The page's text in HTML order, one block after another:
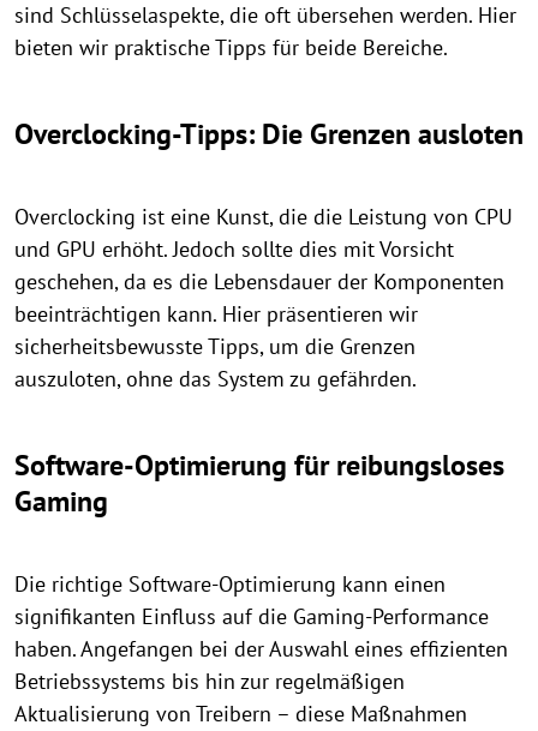
sind Schlüsselaspekte, die oft übersehen werden. Hier
bieten wir praktische Tipps für beide Bereiche.
Overclocking-Tipps: Die Grenzen ausloten
Overclocking ist eine Kunst, die die Leistung von CPU
und GPU erhöht. Jedoch sollte dies mit Vorsicht
geschehen, da es die Lebensdauer der Komponenten
beeinträchtigen kann. Hier präsentieren wir
sicherheitsbewusste Tipps, um die Grenzen
auszuloten, ohne das System zu gefährden.
Software-Optimierung für reibungsloses
Gaming
Die richtige Software-Optimierung kann einen
signifikanten Einfluss auf die Gaming-Performance
haben. Angefangen bei der Auswahl eines effizienten
Betriebssystems bis hin zur regelmäßigen
Aktualisierung von Treibern – diese Maßnahmen